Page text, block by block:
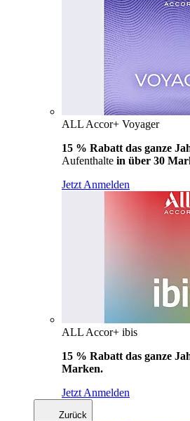
ALL Accor+ Voyager
15 % Rabatt das ganze
Aufenthalte in über 30
Jetzt Anmelden
ALL Accor+ ibis
15 % Rabatt das ganze
Marken.
Jetzt Anmelden
Zurück